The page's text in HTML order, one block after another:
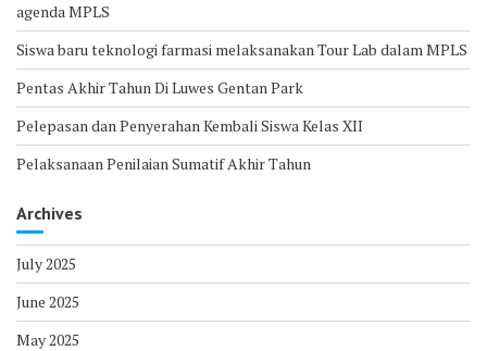
agenda MPLS
Siswa baru teknologi farmasi melaksanakan Tour Lab dalam MPLS
Pentas Akhir Tahun Di Luwes Gentan Park
Pelepasan dan Penyerahan Kembali Siswa Kelas XII
Pelaksanaan Penilaian Sumatif Akhir Tahun
Archives
July 2025
June 2025
May 2025